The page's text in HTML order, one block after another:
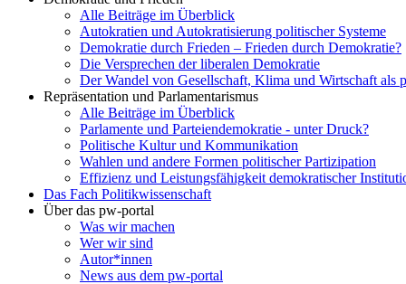
Alle Beiträge im Überblick
Autokratien und Autokratisierung politischer Systeme
Demokratie durch Frieden – Frieden durch Demokratie?
Die Versprechen der liberalen Demokratie
Der Wandel von Gesellschaft, Klima und Wirtschaft als
Repräsentation und Parlamentarismus
Alle Beiträge im Überblick
Parlamente und Parteiendemokratie - unter Druck?
Politische Kultur und Kommunikation
Wahlen und andere Formen politischer Partizipation
Effizienz und Leistungsfähigkeit demokratischer
Das Fach Politikwissenschaft
Über das pw-portal
Was wir machen
Wer wir sind
Autor*innen
News aus dem pw-portal